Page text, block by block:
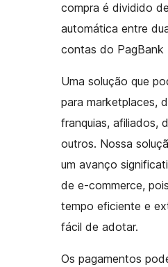
compra é dividido
automática entre
contas do PagBank
Uma solução que
para marketplaces,
franquias, afiliados,
outros. Nossa
um avanço
de e-commerce,
tempo eficiente e
fácil de adotar.
Os pagamentos